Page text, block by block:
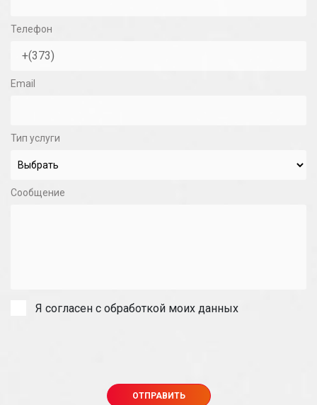
Телефон
Email
Тип услуги
Сообщение
Я согласен с обработкой моих данных